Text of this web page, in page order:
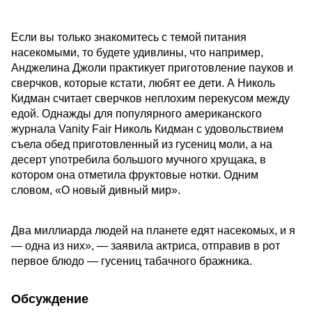
Если вы только знакомитесь с темой питания
насекомыми, то будете удивлины, что например,
Анджелина Джоли практикует приготовление пауков и
сверчков, которые кстати, любят ее дети. А Николь
Кидман считает сверчков неплохим перекусом между
едой. Однажды для популярного американского
журнала Vanity Fair Николь Кидман с удовольствием
съела обед приготовленный из гусениц моли, а на
десерт употребила большого мучного хрущака, в
котором она отметила фруктовые нотки. Одним
словом, «О новый дивный мир».
Два миллиарда людей на планете едят насекомых, и я
— одна из них», — заявила актриса, отправив в рот
первое блюдо — гусениц табачного бражника.
Обсуждение